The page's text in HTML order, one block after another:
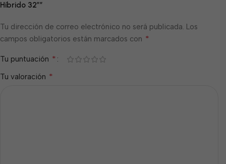
Híbrido 32″”
Tu dirección de correo electrónico no será publicada. Los
campos obligatorios están marcados con *
Tu puntuación *
Tu valoración *